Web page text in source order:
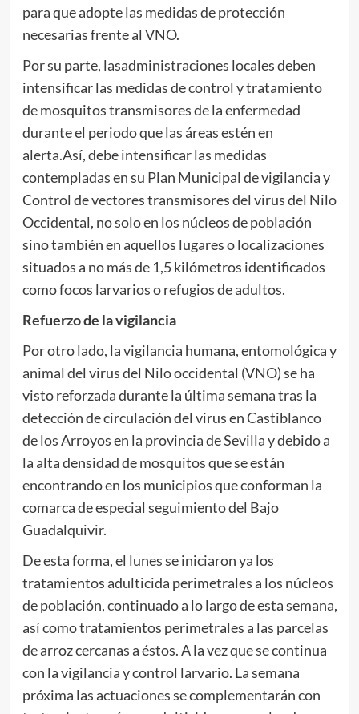
para que adopte las medidas de protección
necesarias frente al VNO.
Por su parte, lasadministraciones locales deben
intensificar las medidas de control y tratamiento
de mosquitos transmisores de la enfermedad
durante el periodo que las áreas estén en
alerta.Así, debe intensificar las medidas
contempladas en su Plan Municipal de vigilancia y
Control de vectores transmisores del virus del Nilo
Occidental, no solo en los núcleos de población
sino también en aquellos lugares o localizaciones
situados a no más de 1,5 kilómetros identificados
como focos larvarios o refugios de adultos.
Refuerzo de la vigilancia
Por otro lado, la vigilancia humana, entomológica y
animal del virus del Nilo occidental (VNO) se ha
visto reforzada durante la última semana tras la
detección de circulación del virus en Castiblanco
de los Arroyos en la provincia de Sevilla y debido a
la alta densidad de mosquitos que se están
encontrando en los municipios que conforman la
comarca de especial seguimiento del Bajo
Guadalquivir.
De esta forma, el lunes se iniciaron ya los
tratamientos adulticida perimetrales a los núcleos
de población, continuado a lo largo de esta semana,
así como tratamientos perimetrales a las parcelas
de arroz cercanas a éstos. A la vez que se continua
con la vigilancia y control larvario. La semana
próxima las actuaciones se complementarán con